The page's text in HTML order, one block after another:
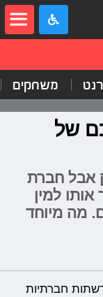
משחקים
של
אבל חברת
אותו למין
מה מיוחד
חברתיות